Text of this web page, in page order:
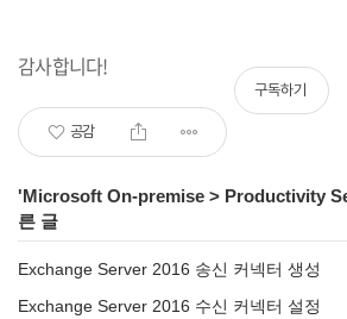
감사합니다!
공감
구독하기
'Microsoft On-premise > Productivity
른 글
Exchange Server 2016 송신 커넥터 생성
Exchange Server 2016 수신 커넥터 설정